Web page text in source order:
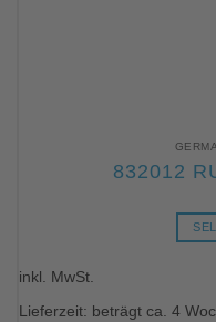
832012
inkl. MwSt.
Lieferzeit: beträgt ca. 4